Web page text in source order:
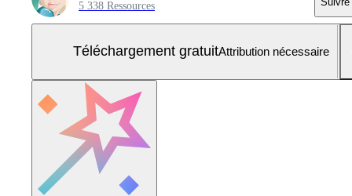
5 338 Ressources
Téléchargement gratuitAttribution nécessaire